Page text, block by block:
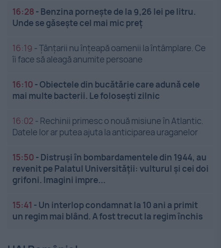
16:28 - Benzina pornește de la 9,26 lei pe litru.
Unde se găsește cel mai mic preț
16:19 -Țânțarii nu înțeapă oamenii la întâmplare. Ce
îi face să aleagă anumite persoane
16:10 -Obiectele din bucătărie care adună cele
mai multe bacterii. Le folosești zilnic
16:02 - Rechinii primesc o nouă misiune în Atlantic.
Datele lor ar putea ajuta la anticiparea uraganelor
15:50 - Distruși în bombardamentele din 1944, au
revenit pe Palatul Universității: vulturul și cei doi
grifoni. Imagini impre...
15:41 - Un interlop condamnat la 10 ani a primit
un regim mai blând. A fost trecut la regim închis